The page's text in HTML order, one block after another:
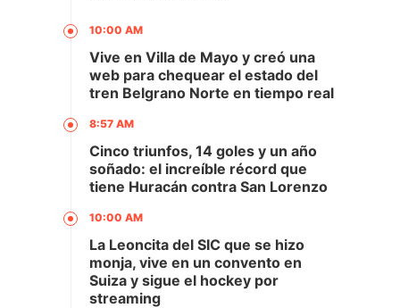
10:00 AM
Vive en Villa de Mayo y creó una
web para chequear el estado del
tren Belgrano Norte en tiempo real
8:57 AM
Cinco triunfos, 14 goles y un año
soñado: el increíble récord que
tiene Huracán contra San Lorenzo
10:00 AM
La Leoncita del SIC que se hizo
monja, vive en un convento en
Suiza y sigue el hockey por
streaming